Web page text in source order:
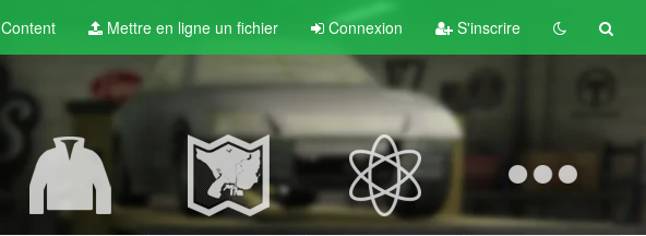
Content Mettre en ligne un fichier Connexion S'inscrire